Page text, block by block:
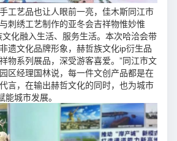
工艺品也让人眼前一亮，佳木斯同江市
刺绣工艺制作的亚冬会吉祥物惟妙惟
文化融入生活、服务生活。本次哈洽会带
遗文化品牌形象，赫哲族文化ip衍生品
系列展品，深受游客喜爱。”同江市文
区经理国林说，每一件文创产品都是在
言，在输出赫哲文化的同时，也为城市
能城市发展。